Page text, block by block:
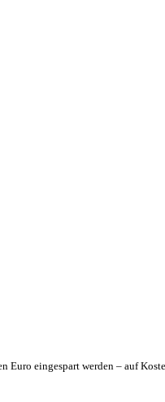
Euro eingespart werden – auf